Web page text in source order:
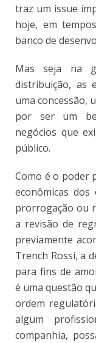
traz um issue
hoje, em
banco de
Mas seja na
distribuição, as
uma concessão,
por ser um
negócios que
público.
Como é o poder
econômicas dos
prorrogação ou
a revisão de
previamente
Trench Rossi, a
para fins de
é uma questão
ordem
algum
companhia,